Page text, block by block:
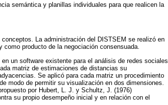
semántica y planillas individuales para que realicen la
La administración del DISTSEM se realizó en
producto de la negociación consensuada.
un software existente para el análisis de redes sociales
matriz de estimaciones de distancias su
Se aplicó para cada matriz un procedimiento
modo de permitir su visualización en dos dimensiones.
por Hubert, L. J. y Schultz, J. (1976)
su propio desempeño inicial y en relación con el